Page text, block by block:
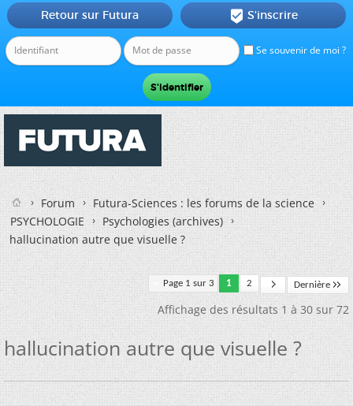
Se souvenir de moi ?
Retour sur Futura  S'inscrire
Forum
Futura-Sciences : les forums de la science
PSYCHOLOGIE
Psychologies (archives)
hallucination autre que visuelle ?
Page 1 sur 3 1 2 Dernière
Affichage des résultats 1 à 30 sur 72
hallucination autre que visuelle ?